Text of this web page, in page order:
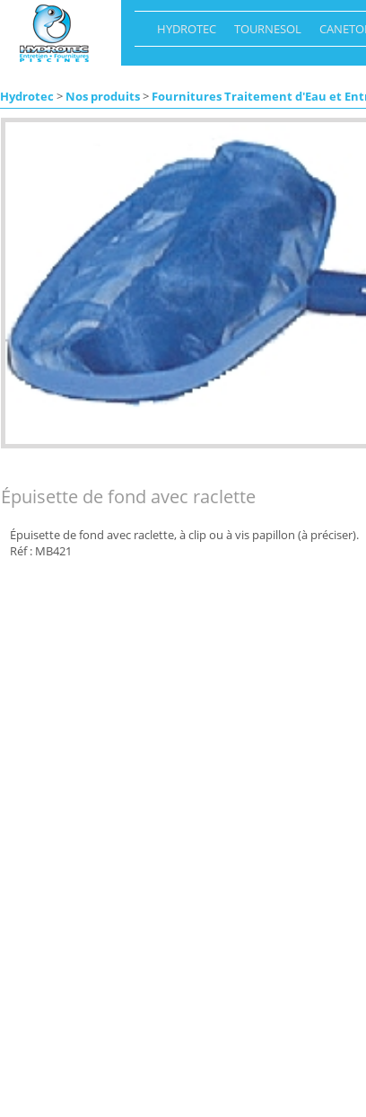
HYDROTEC TOURNESOL
Hydrotec > Nos produits> Fournitures Traitement d'Eau et
Épuisette de fond avec raclette
Épuisette de fond avec raclette, à clip ou à vis papillon (à préciser).
Réf : MB421